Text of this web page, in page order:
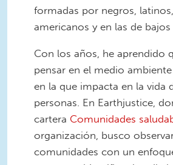
formadas por negros,
americanos y en las de bajos
Con los años, he aprendido
pensar en el medio
en la que impacta en la vida
personas. En Earthjustice,
cartera Comunidades
organización, busco
comunidades con un